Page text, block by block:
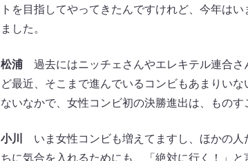
トを目指してやってきたんですけれど、今年は
ました。
松浦過去にはニッチェさんやエレキテル連合さ
ど最近、そこまで進んでいるコンビもあまりい
ないなかで、女性コンビ初の決勝進出は、ものす
小川
いま女性コンビも増えてますし、ほかの人
ちに気合を入れるためにも、「絶対に行く！」